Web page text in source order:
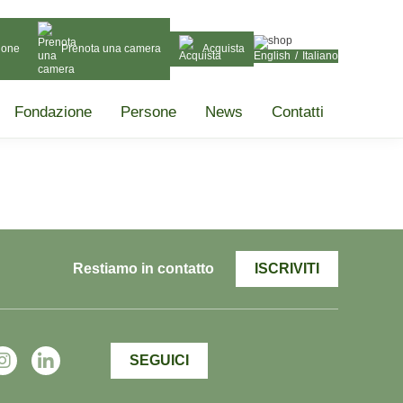
Prenota una camera Acquista
English Italiano
Fondazione Persone News Contatti
Restiamo in contatto ISCRIVITI
SEGUICI